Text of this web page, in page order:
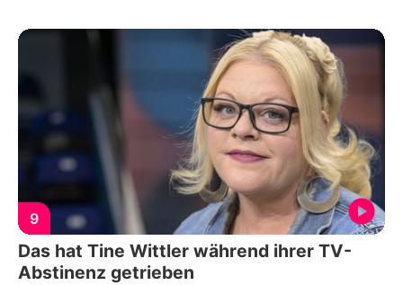
9
Das hat Tine Wittler während ihrer TV-
Abstinenz getrieben